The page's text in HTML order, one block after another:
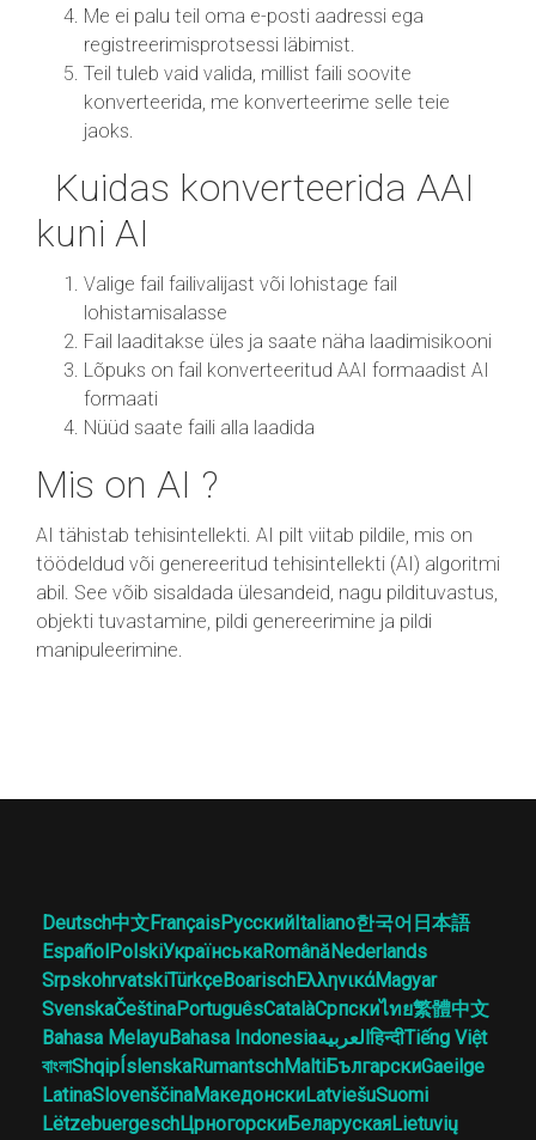
Me ei palu teil oma e-posti aadressi ega
registreerimisprotsessi läbimist.
Teil tuleb vaid valida, millist faili soovite
konverteerida, me konverteerime selle teie
jaoks.
Kuidas konverteerida AAI
kuni AI
Valige fail failivalijast või lohistage fail
lohistamisalasse
Fail laaditakse üles ja saate näha laadimisikooni
Lõpuks on fail konverteeritud AAI formaadist AI
formaati
Nüüd saate faili alla laadida
Mis on AI ?
AI tähistab tehisintellekti. AI pilt viitab pildile, mis on
töödeldud või genereeritud tehisintellekti (AI) algoritmi
abil. See võib sisaldada ülesandeid, nagu pildituvastus,
objekti tuvastamine, pildi genereerimine ja pildi
manipuleerimine.
Deutsch中文FrançaisРусскийItaliano한국어 日本語
EspañolPolskiУкраїнськаRomânăNederlands
SrpskohrvatskiTürkçeBoarischΕλληνικάMagyar
SvenskaČeštinaPortuguêsCatalàСрпскиไทย繁體中文
Bahasa MelayuBahasa Indonesiaالعربيةहिन्दीTiếng Việt
বাংলাShqipÍslenskaRumantschMaltiБългарскиGaeilge
LatinaSlovenščinaМакедонскиLatviešuSuomi
LëtzebuergeschЦрногорскиБеларускаяLietuvių